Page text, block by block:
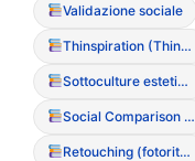
Validazione sociale
Thinspiration (Thinspo)
Sottoculture estetiche online (Coquette, Y2K, ecc.)
Social Comparison Theory (Teoria del confronto sociale)
Retouching (fotoritocco)